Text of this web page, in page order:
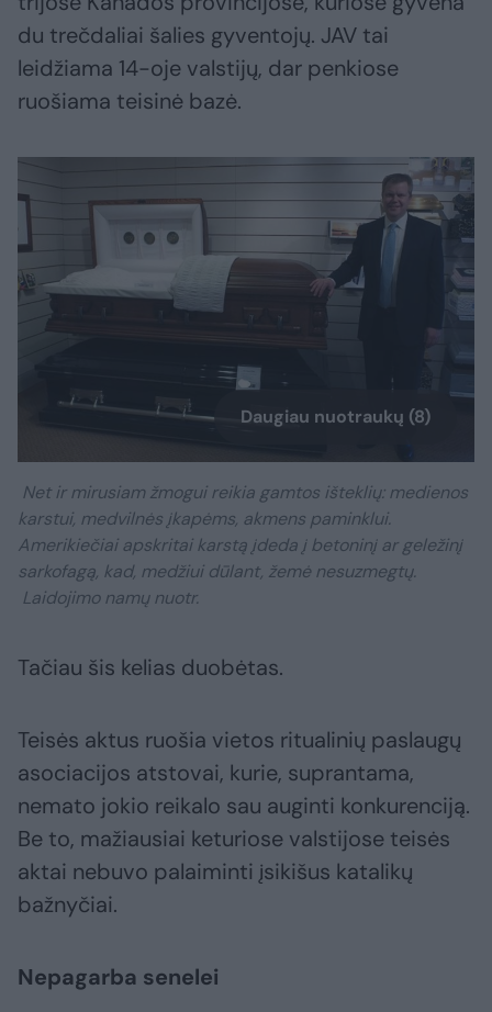
du trečdaliai šalies gyventojų. JAV tai
leidžiama 14-oje valstijų, dar penkiose
ruošiama teisinė bazė.
Daugiau nuotraukų (8)
Net ir mirusiam žmogui reikia gamtos išteklių: medienos
karstui, medvilnės įkapėms, akmens paminklui.
Amerikiečiai apskritai karstą įdeda į betoninį ar geležinį
sarkofagą, kad, medžiui dūlant, žemė nesuzmegtų.
Laidojimo namų nuotr.
Tačiau šis kelias duobėtas.
Teisės aktus ruošia vietos ritualinių paslaugų
asociacijos atstovai, kurie, suprantama,
nemato jokio reikalo sau auginti konkurenciją.
Be to, mažiausiai keturiose valstijose teisės
aktai nebuvo palaiminti įsikišus katalikų
bažnyčiai.
Nepagarba senelei